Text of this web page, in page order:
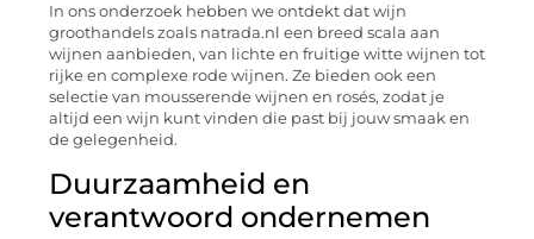
In ons onderzoek hebben we ontdekt dat wijn
groothandels zoals natrada.nl een breed scala aan
wijnen aanbieden, van lichte en fruitige witte wijnen tot
rijke en complexe rode wijnen. Ze bieden ook een
selectie van mousserende wijnen en rosés, zodat je
altijd een wijn kunt vinden die past bij jouw smaak en
de gelegenheid.
Duurzaamheid en
verantwoord ondernemen